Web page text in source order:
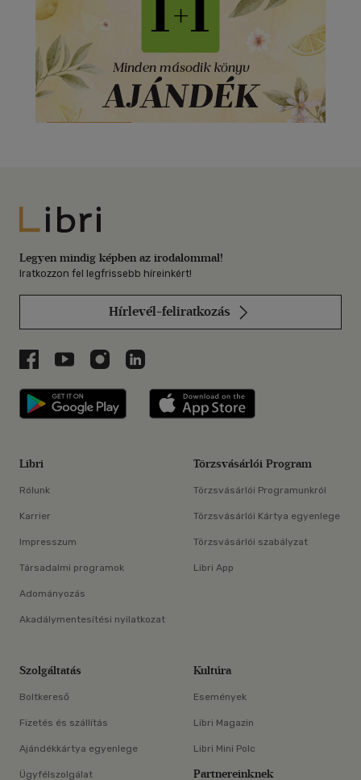
Libri
Legyen mindig képben az irodalommal!
Iratkozzon fel legfrissebb híreinkért!
Hírlevél-feliratkozás
Libri a Facebookon
Libri a Youtube-on
Libri az Instagramon
Libri a LinkedInen
Libri applikáció Szerezd meg: Google
Libri
Rólunk
Karrier
Impresszum
Társadalmi programok
Adományozás
Akadálymentesítési nyilatkozat
Törzsvásárlói Program
Törzsvásárlói Programunkról
Törzsvásárlói Kártya egyenlege
Törzsvásárlói szabályzat
Libri App
Szolgáltatás
Boltkereső
Fizetés és szállítás
Ajándékkártya egyenlege
Ügyfélszolgálat
Kultúra
Események
Libri Magazin
Libri Mini Polc
Partnereinknek